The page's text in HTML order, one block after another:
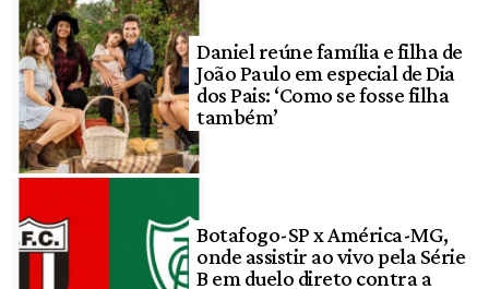
Daniel reúne família e filha de
João Paulo em especial de Dia
dos Pais: ‘Como se fosse filha
também’
Botafogo-SP x América-MG,
onde assistir ao vivo pela Série
B em duelo direto contra a